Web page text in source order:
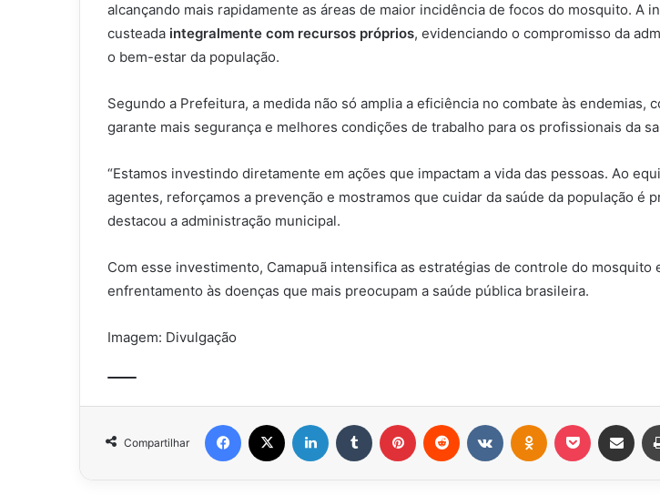
alcançando mais rapidamente as áreas de maior incidência de focos do mosquito. A
custeada integralmente com recursos próprios, evidenciando o compromisso da
o bem-estar da população.
Segundo a Prefeitura, a medida não só amplia a eficiência no combate às endemias,
garante mais segurança e melhores condições de trabalho para os profissionais da
“Estamos investindo diretamente em ações que impactam a vida das pessoas. Ao
agentes, reforçamos a prevenção e mostramos que cuidar da saúde da população é
destacou a administração municipal.
Com esse investimento, Camapuã intensifica as estratégias de controle do mosquito
enfrentamento às doenças que mais preocupam a saúde pública brasileira.
Imagem: Divulgação
Compartilhar
Facebook Linkedin Tumblr Pinterest Reddit Pocket Compartilhar via e-mail